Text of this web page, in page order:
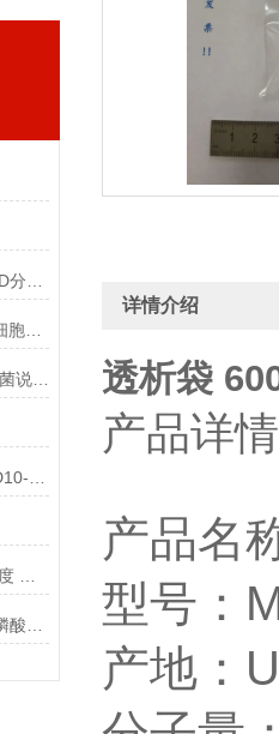
韩国SPL-93040 40um细胞筛网/细胞滤网/细胞过滤器参数
56125血清瓶,PET/HDP,125ml,灭菌说明书
详情介绍
透析袋
产品详
产品名
型号：
产地：